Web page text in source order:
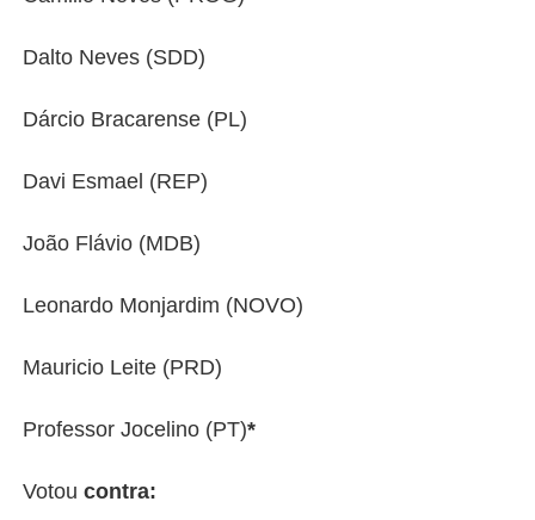
Dalto Neves (SDD)
Dárcio Bracarense (PL)
Davi Esmael (REP)
João Flávio (MDB)
Leonardo Monjardim (NOVO)
Mauricio Leite (PRD)
Professor Jocelino (PT)*
Votoucontra: